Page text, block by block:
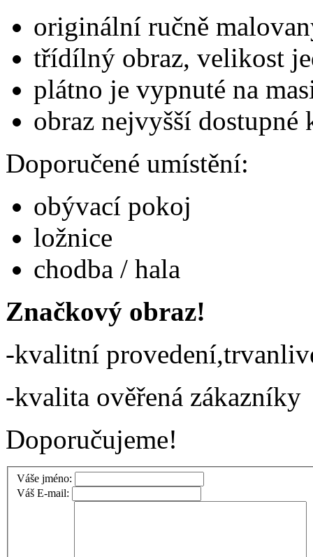
originální ručně
třídílný obraz, velikost
plátno je vypnuté na
obraz nejvyšší
Doporučené umístění:
obývací pokoj
ložnice
chodba / hala
Značkový obraz!
-kvalitní
-kvalita ověřená zákazníky
Doporučujeme!
Váše jméno:
Váš E-mail: